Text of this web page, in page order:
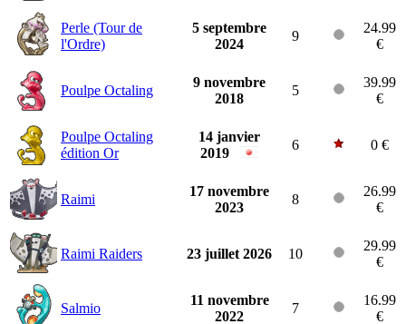
Perle (Tour de
l'Ordre)
5 septembre
2024
9
24.99
€
Poulpe Octaling
9 novembre
2018
5
39.99
€
Poulpe Octaling
édition Or
14 janvier
2019
6 0 €
Raimi
17 novembre
2023
8
26.99
€
Raimi Raiders 23 juillet 2026 10
29.99
€
Salmio
11 novembre
2022
7
16.99
€